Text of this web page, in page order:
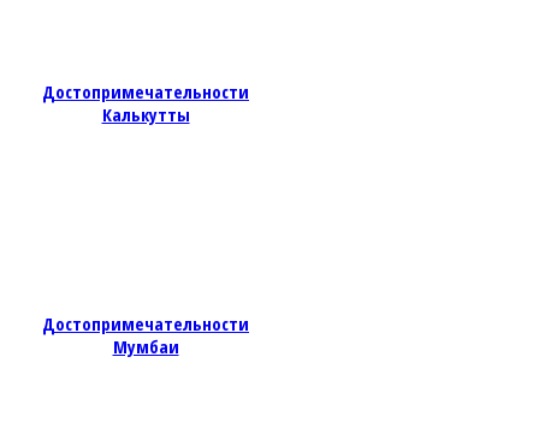
Достопримечательности
Калькутты
Достопримечательности
Мумбаи